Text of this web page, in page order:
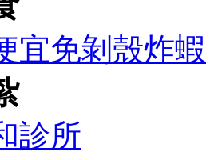
宜免剝殼炸蝦
診所